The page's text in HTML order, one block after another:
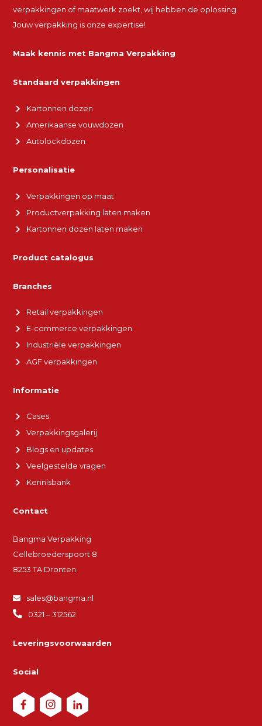
verpakkingen of maatwerk zoekt, wij hebben de oplossing.
Jouw verpakking is onze expertise!
Maak kennis met Bangma Verpakking
Standaard verpakkingen
Kartonnen dozen
Amerikaanse vouwdozen
Autolockdozen
Personalisatie
Verpakkingen op maat
Productverpakking laten maken
Kartonnen dozen laten maken
Product catalogus
Branches
Retail verpakkingen
E-commerce verpakkingen
Industriële verpakkingen
AGF verpakkingen
Informatie
Cases
Verpakkingsgalerij
Blogs en updates
Veelgestelde vragen
Kennisbank
Contact
Bangma Verpakking
Cellebroederspoort 8
8253 TA Dronten
sales@bangma.nl
0321 – 312562
Leveringsvoorwaarden
Social